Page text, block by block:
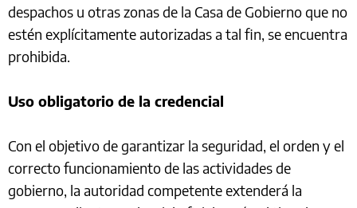
despachos u otras zonas de la Casa de Gobierno que no
estén explícitamente autorizadas a tal fin, se encuentra
prohibida.
Uso obligatorio de la credencial
Con el objetivo de garantizar la seguridad, el orden y el
correcto funcionamiento de las actividades de
gobierno, la autoridad competente extenderá la